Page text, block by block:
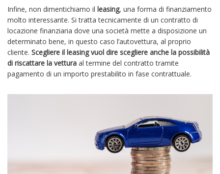
Infine, non dimentichiamo il leasing, una forma di finanziamento
molto interessante. Si tratta tecnicamente di un contratto di
locazione finanziaria dove una società mette a disposizione un
determinato bene, in questo caso l’autovettura, al proprio
cliente. Scegliere il leasing vuol dire scegliere anche la possibilità
di riscattare la vettura al termine del contratto tramite
pagamento di un importo prestabilito in fase contrattuale.